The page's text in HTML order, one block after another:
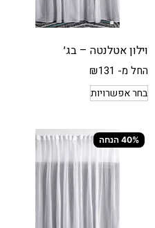
וילון אטלנטה – בג׳
החל מ- ₪131
בחר אפשרויות
40% הנחה